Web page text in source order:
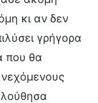
κι αν δεν
γρήγορα
που θα